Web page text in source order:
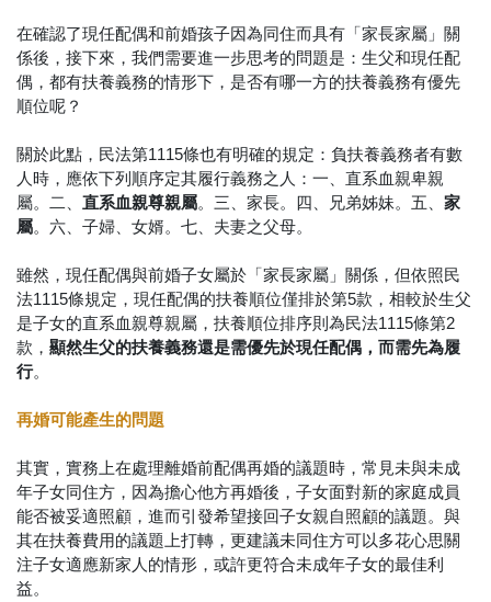
在確認了現任配偶和前婚孩子因為同住而具有「家長家屬」關
係後，接下來，我們需要進一步思考的問題是：生父和現任配
偶，都有扶養義務的情形下，是否有哪一方的扶養義務有優先
順位呢？
關於此點，民法第1115條也有明確的規定：負扶養義務者有數
人時，應依下列順序定其履行義務之人：一、直系血親卑親
屬。二、 直系血親尊親屬。三、家長。四、兄弟姊妹。五、 家
屬。六、子婦、女婿。七、夫妻之父母。
雖然，現任配偶與前婚子女屬於「家長家屬」關係，但依照民
法1115條規定，現任配偶的扶養順位僅排於第5款，相較於生父
是子女的直系血親尊親屬，扶養順位排序則為民法1115條第2
款， 顯然生父的扶養義務還是需優先於現任配偶，而需先為履
行。
再婚可能產生的問題
其實，實務上在處理離婚前配偶再婚的議題時，常見未與未成
年子女同住方，因為擔心他方再婚後，子女面對新的家庭成員
能否被妥適照顧，進而引發希望接回子女親自照顧的議題。與
其在扶養費用的議題上打轉，更建議未同住方可以多花心思關
注子女適應新家人的情形，或許更符合未成年子女的最佳利
益。